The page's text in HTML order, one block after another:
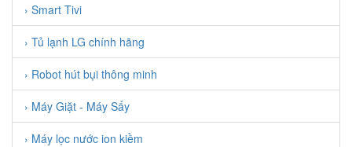
› Smart Tivi
› Tủ lạnh LG chính hãng
› Robot hút bụi thông minh
› Máy Giặt - Máy Sấy
› Máy lọc nước ion kiềm